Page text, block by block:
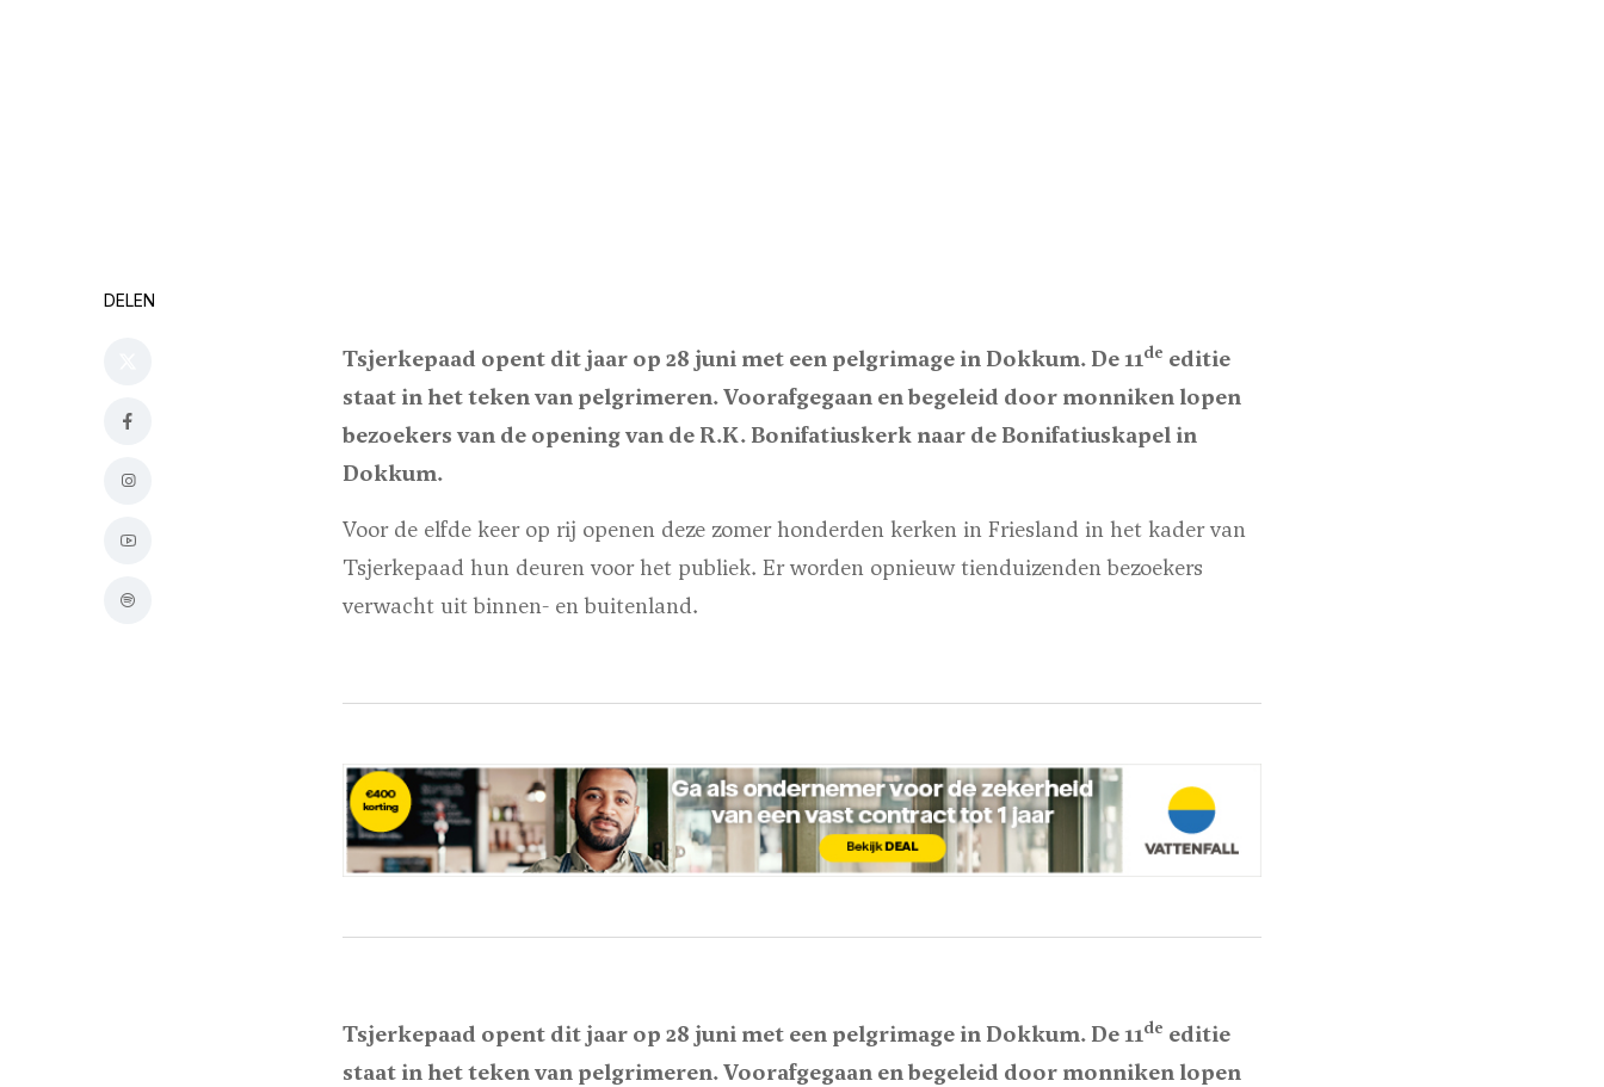
DELEN
Tsjerkepaad opent dit jaar op 28 juni met een pelgrimage in Dokkum. De 11de editie
staat in het teken van pelgrimeren. Voorafgegaan en begeleid door monniken lopen
bezoekers van de opening van de R.K. Bonifatiuskerk naar de Bonifatiuskapel in
Dokkum.
Voor de elfde keer op rij openen deze zomer honderden kerken in Friesland in het kader van
Tsjerkepaad hun deuren voor het publiek. Er worden opnieuw tienduizenden bezoekers
verwacht uit binnen- en buitenland.
Tsjerkepaad opent dit jaar op 28 juni met een pelgrimage in Dokkum. De 11de editie
staat in het teken van pelgrimeren. Voorafgegaan en begeleid door monniken lopen